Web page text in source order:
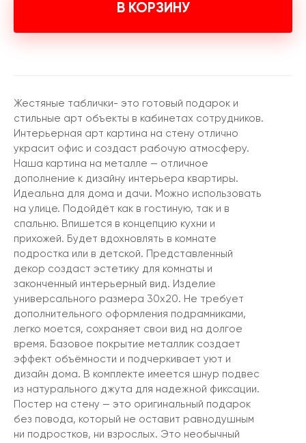
В КОРЗИНУ
Жестяные таблички- это готовый подарок и
стильные арт объекты в кабинетах сотрудников.
Интерьерная арт картина на стену отлично
украсит офис и создаст рабочую атмосферу.
Наша картина на металле — отличное
дополнение к дизайну интерьера квартиры.
Идеальна для дома и дачи. Можно использовать
на улице. Подойдёт как в гостиную, так и в
спальню. Впишется в концепцию кухни и
прихожей. Будет вдохновлять в комнате
подростка или в детской. Представленный
декор создаст эстетику для комнаты и
законченный интерьерный вид. Изделие
универсального размера 30х20. Не требует
дополнительного оформления подрамниками,
легко моется, сохраняет свои вид на долгое
время. Базовое покрытие металлик создает
эффект объёмности и подчеркивает уют и
дизайн дома. В комплекте имеется шнур подвес
из натурального джута для надежной фиксации.
Постер на стену — это оригинальный подарок
без повода, который не оставит равнодушным
ни подростков, ни взрослых. Это необычный